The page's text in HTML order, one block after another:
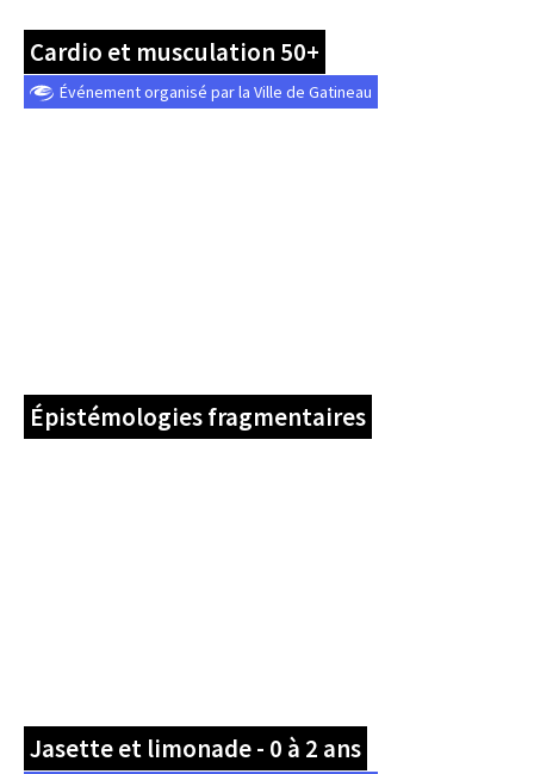
Cardio et musculation 50+
Événement organisé par la Ville de Gatineau
Épistémologies fragmentaires
Jasette et limonade - 0 à 2 ans